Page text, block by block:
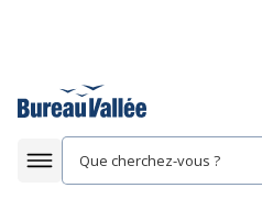
Afficher la navigation